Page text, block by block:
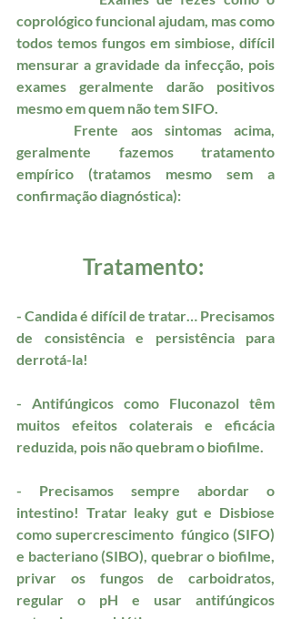
coprológico funcional ajudam, mas como
todos temos fungos em simbiose, difícil
mensurar a gravidade da infecção, pois
exames geralmente darão positivos
mesmo em quem não tem SIFO.
geralmente fazemos tratamento
empírico (tratamos mesmo sem a
confirmação diagnóstica):
Tratamento:
- Candida é difícil de tratar… Precisamos
de consistência e persistência para
derrotá-la!
- Antifúngicos como Fluconazol têm
muitos efeitos colaterais e eficácia
reduzida, pois não quebram o biofilme.
- Precisamos sempre abordar o
intestino! Tratar leaky gut e Disbiose
como supercrescimento  fúngico (SIFO)
e bacteriano (SIBO), quebrar o biofilme,
privar os fungos de carboidratos,
regular o pH e usar antifúngicos